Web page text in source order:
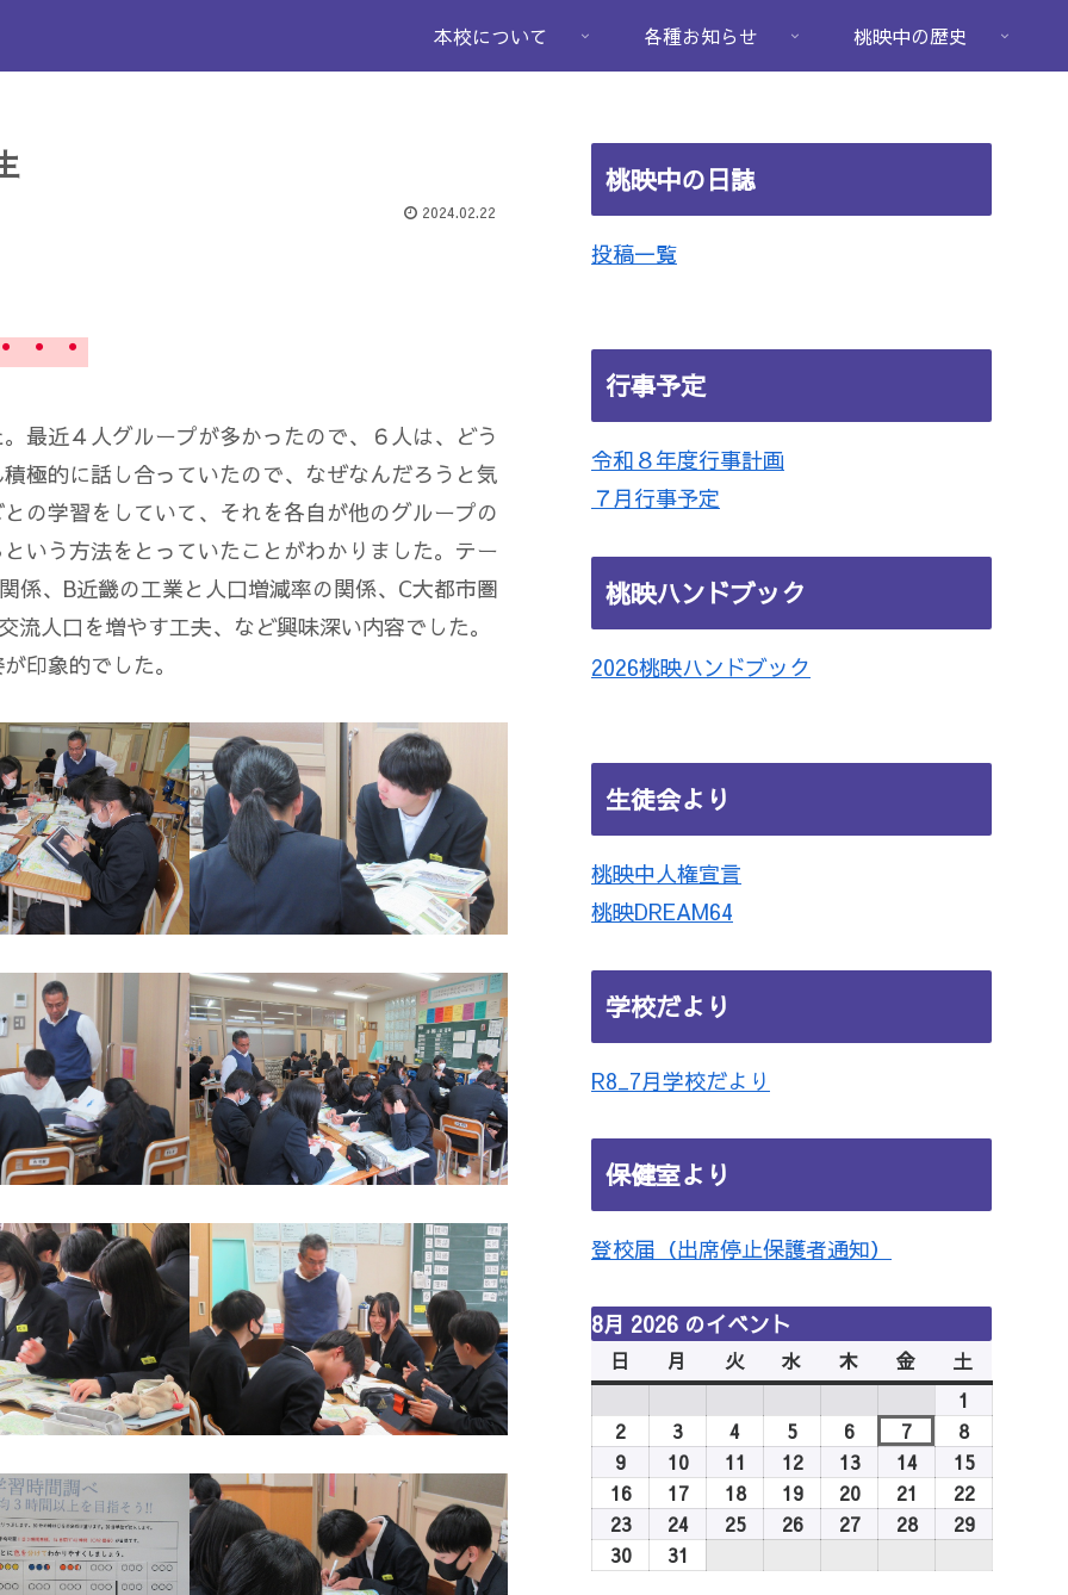
本校について 各種お知らせ 桃映中の歴史
2024.02.22
・・
最近４人グループが多かったので、６人は、どう
極的に話し合っていたので、なぜなんだろうと気
の学習をしていて、それを各自が他のグループの
いう方法をとっていたことがわかりました。テー
係、B近畿の工業と人口増減率の関係、C大都市圏
人口を増やす工夫、など興味深い内容でした。
印象的でした。
桃映中の日誌
投稿一覧
行事予定
令和８年度行事計画
７月行事予定
桃映ハンドブック
2026桃映ハンドブック
生徒会より
桃映中人権宣言
桃映DREAM64
学校だより
R8_7月学校だより
保健室より
登校届（出席停止保護者通知）
8月 2026 のイベント
日
曜
日
月
曜
日
火
曜
日
水
曜
日
木
曜
日
金
曜
日
土
曜
日
1
年
8
月
1
日
2
8
月
2
日
3
年
8
月
3
日
4
年
8
月
日
5
年
8
月
日
6
年
8
月
日
7
年
8
月
日
82026
年
8
月
日
9
年
8
月
102026
年
8
11 2026
年
8
122026
年
8
132026
年
8
142026
8
152026
年
8
162026
年
8
172026
年
182026
年
192026
年
202026
年
21 2026
年
222026
年
232026
年
242026252026262026272026282026292026
30202631